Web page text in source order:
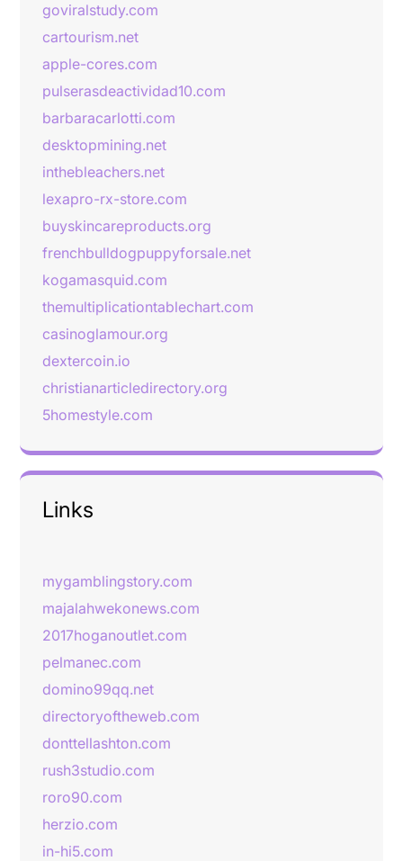
goviralstudy.com
cartourism.net
apple-cores.com
pulserasdeactividad10.com
barbaracarlotti.com
desktopmining.net
inthebleachers.net
lexapro-rx-store.com
buyskincareproducts.org
frenchbulldogpuppyforsale.net
kogamasquid.com
themultiplicationtablechart.com
casinoglamour.org
dextercoin.io
christianarticledirectory.org
5homestyle.com
Links
mygamblingstory.com
majalahwekonews.com
2017hoganoutlet.com
pelmanec.com
domino99qq.net
directoryoftheweb.com
donttellashton.com
rush3studio.com
roro90.com
herzio.com
in-hi5.com